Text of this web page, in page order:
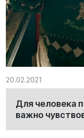
20.02.2021
Для человека
важно